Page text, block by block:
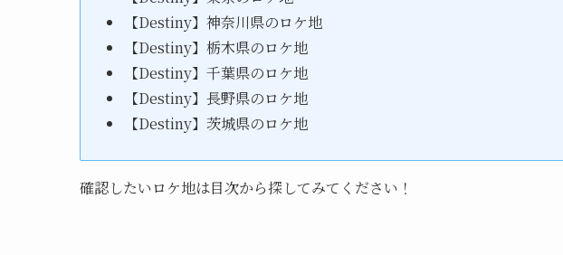
【Destiny】神奈川県のロケ地
【Destiny】栃木県のロケ地
【Destiny】千葉県のロケ地
【Destiny】長野県のロケ地
【Destiny】茨城県のロケ地
確認したいロケ地は目次から探してみてください！